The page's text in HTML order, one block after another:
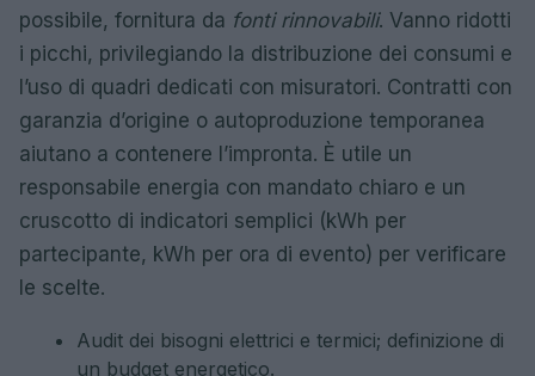
possibile, fornitura da fonti rinnovabili. Vanno ridotti
i picchi, privilegiando la distribuzione dei consumi e
l’uso di quadri dedicati con misuratori. Contratti con
garanzia d’origine o autoproduzione temporanea
aiutano a contenere l’impronta. È utile un
responsabile energia con mandato chiaro e un
cruscotto di indicatori semplici (kWh per
partecipante, kWh per ora di evento) per verificare
le scelte.
Audit dei bisogni elettrici e termici; definizione di
un budget energetico.